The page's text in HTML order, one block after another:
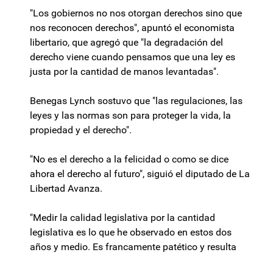
"Los gobiernos no nos otorgan derechos sino que
nos reconocen derechos", apuntó el economista
libertario, que agregó que "la degradación del
derecho viene cuando pensamos que una ley es
justa por la cantidad de manos levantadas".
Benegas Lynch sostuvo que "las regulaciones, las
leyes y las normas son para proteger la vida, la
propiedad y el derecho".
"No es el derecho a la felicidad o como se dice
ahora el derecho al futuro", siguió el diputado de La
Libertad Avanza.
"Medir la calidad legislativa por la cantidad
legislativa es lo que he observado en estos dos
años y medio. Es francamente patético y resulta